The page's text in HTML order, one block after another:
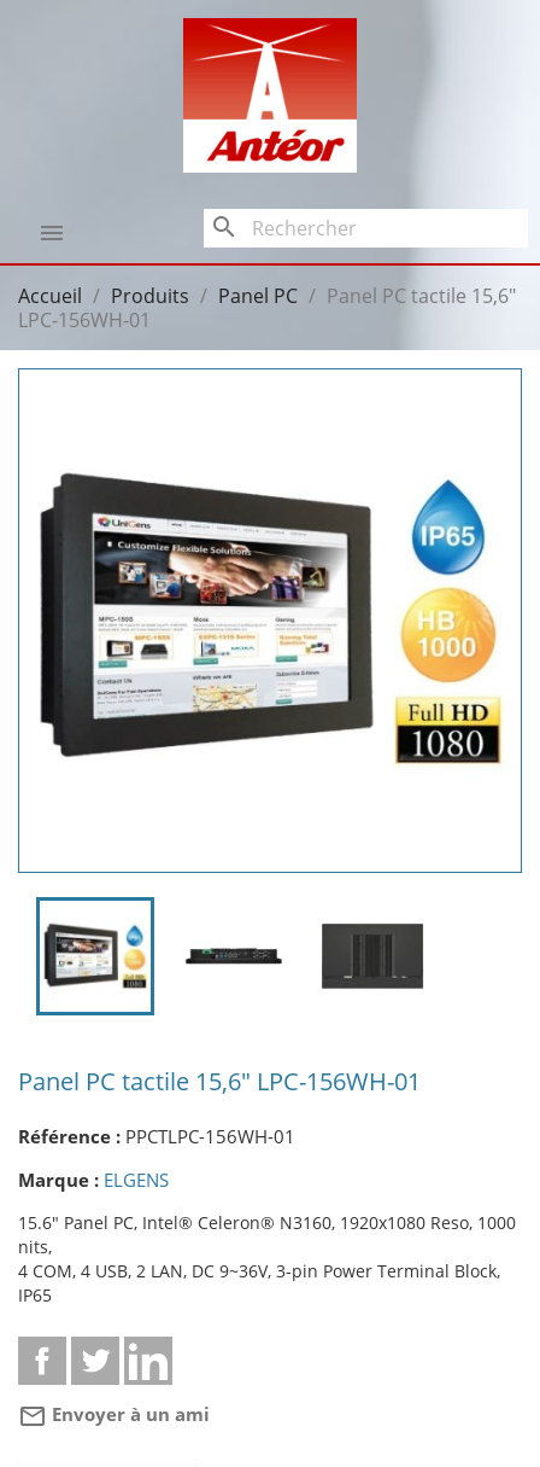
 search
Accueil Produits Panel PC
Panel PC tactile 15,6"
LPC-156WH-01
Panel PC tactile 15,6" LPC-156WH-01
Référence : PPCTLPC-156WH-01
Marque : ELGENS
15.6" Panel PC, Intel® Celeron® N3160, 1920x1080 Reso, 1000
nits,
4 COM, 4 USB, 2 LAN, DC 9~36V, 3-pin Power Terminal Block,
IP65
mail_outline Envoyer à un ami